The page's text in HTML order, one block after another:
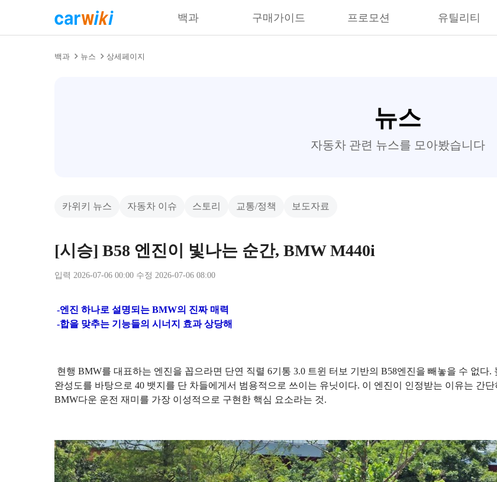
백과 구매가이드 프로모션 유틸리티
백과 뉴스 상세페이지
뉴스
자동차 관련 뉴스를 모아봤습니다
카위키 뉴스 자동차 이슈 스토리 교통/정책 보도자료
[시승] B58 엔진이 빛나는 순간, BMW M440i
입력 2026-07-06 00:00 수정 2026-07-06 08:00
-엔진 하나로 설명되는 BMW의 진짜 매력
-합을 맞추는 기능들의 시너지 효과 상당해
현행 BMW를 대표하는 엔진을 꼽으라면 단연 직렬 6기통 3.0 트윈 터보 기반의 B58엔진을 빼놓을 수 없다.
완성도를 바탕으로 40 뱃지를 단 차들에게서 범용적으로 쓰이는 유닛이다. 이 엔진이 인정받는 이유는 간단
BMW다운 운전 재미를 가장 이성적으로 구현한 핵심 요소라는 것.